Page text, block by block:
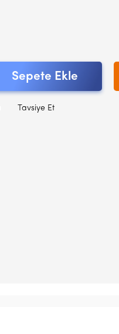
Sepete Ekle
Tavsiye Et